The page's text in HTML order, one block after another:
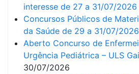
interesse de 27 a 31/07/2026
Concursos Públicos de
da Saúde de 29 a 31/07/2026
Aberto Concurso de
Urgência Pediátrica – ULS
30/07/2026